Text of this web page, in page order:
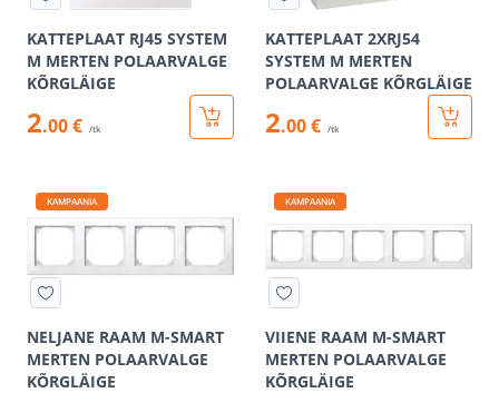
KATTEPLAAT RJ45 SYSTEM
M MERTEN POLAARVALGE
KÕRGLÄIGE
2.00 € /tk
KATTEPLAAT 2XRJ54
SYSTEM M MERTEN
POLAARVALGE KÕRGLÄIGE
2.00 € /tk
KAMPAANIA
NELJANE RAAM M-SMART
MERTEN POLAARVALGE
KÕRGLÄIGE
KAMPAANIA
VIIENE RAAM M-SMART
MERTEN POLAARVALGE
KÕRGLÄIGE